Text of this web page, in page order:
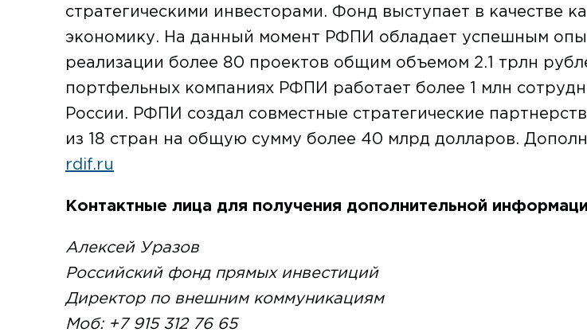
стратегическими инвесторами. Фонд выступает в качестве
экономику. На данный момент РФПИ обладает успешным
реализации более 80 проектов общим объемом 2.1 трлн
портфельных компаниях РФПИ работает более 1 млн
России. РФПИ создал совместные стратегические
из 18 стран на общую сумму более 40 млрд долларов.
rdif.ru
Контактные лица для получения дополнительной
Алексей Уразов
Российский фонд прямых инвестиций
Директор по внешним коммуникациям
Моб: +7 915 312 76 65